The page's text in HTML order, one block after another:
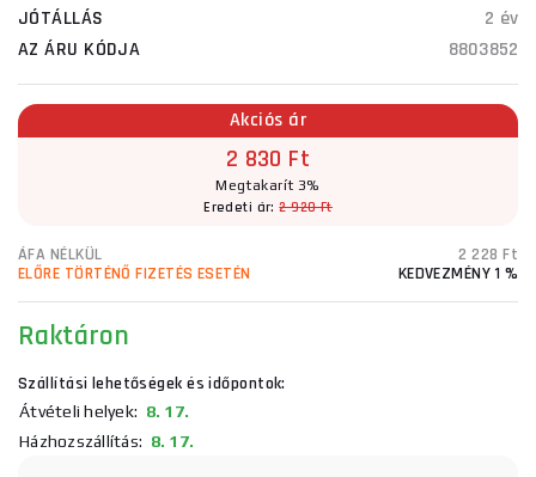
JÓTÁLLÁS
2 év
AZ ÁRU KÓDJA
8803852
Akciós ár
2 830 Ft
Megtakarít 3%
Eredeti ár:2 920 Ft
ÁFA NÉLKÜL
2 228 Ft
ELŐRE TÖRTÉNŐ FIZETÉS ESETÉN
KEDVEZMÉNY 1 %
Raktáron
Szállítási lehetőségek és időpontok:
Átvételi helyek: 8. 17.
Házhozszállítás: 8. 17.